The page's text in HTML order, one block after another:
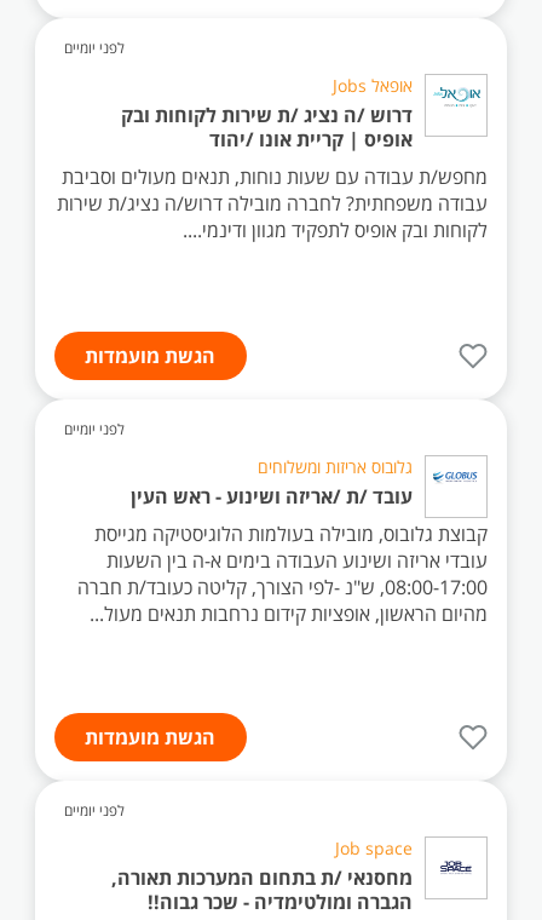
לפני יומיים
אופאל Jobs
דרוש /ה נציג /ת שירות לקוחות ובק
אופיס | קריית אונו /יהוד
מחפש/ת עבודה עם שעות נוחות, תנאים מעולים וסביבת
עבודה משפחתית? לחברה מובילה דרוש/ה נציג/ת שירות
לקוחות ובק אופיס לתפקיד מגוון ודינמי....
הגשת מועמדות
לפני יומיים
גלובוס אריזות ומשלוחים
עובד /ת /אריזה ושינוע - ראש העין
קבוצת גלובוס, מובילה בעולמות הלוגיסטיקה מגייסת
עובדי אריזה ושינוע העבודה בימים א-ה בין השעות
08:00-17:00, ש"נ -לפי הצורך, קליטה כעובד/ת חברה
מהיום הראשון, אופציות קידום נרחבות תנאים מעול...
הגשת מועמדות
לפני יומיים
Job space
מחסנאי /ת בתחום המערכות תאורה,
הגברה ומולטימדיה - שכר גבוה!!